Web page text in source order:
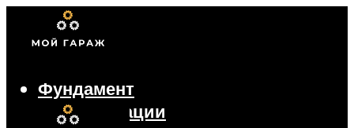
Фундамент
Коммуникации